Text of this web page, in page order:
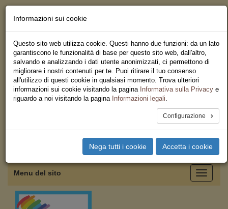
Servizi
Iscriviti
Ricerca
Area Stampa
Privacy
Federazione Regionale USB
Toggle
Menu del sito
Informazioni sui cookie
Questo sito web utilizza cookie. Questi hanno due funzioni: da un lato
garantiscono le funzionalità di base per questo sito web, dall'altro,
salvando e analizzando i dati utente anonimizzati, ci permettono di
migliorare i nostri contenuti per te. Puoi ritirare il tuo consenso
all'utilizzo di questi cookie in qualsiasi momento. Trova ulteriori
informazioni sui cookie visitando la pagina Informativa sulla Privacy e
riguardo a noi visitando la pagina Informazioni legali.
Configurazione
Nega tutti i cookie Accetta i cookie